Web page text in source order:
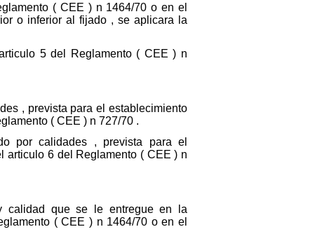
( CEE ) n 1464/70 o en el
o inferior al fijado , se aplicara la
5 del Reglamento ( CEE ) n
, prevista para el establecimiento
( CEE ) n 727/70 .
por calidades , prevista para el
articulo 6 del Reglamento ( CEE ) n
calidad que se le entregue en la
( CEE ) n 1464/70 o en el